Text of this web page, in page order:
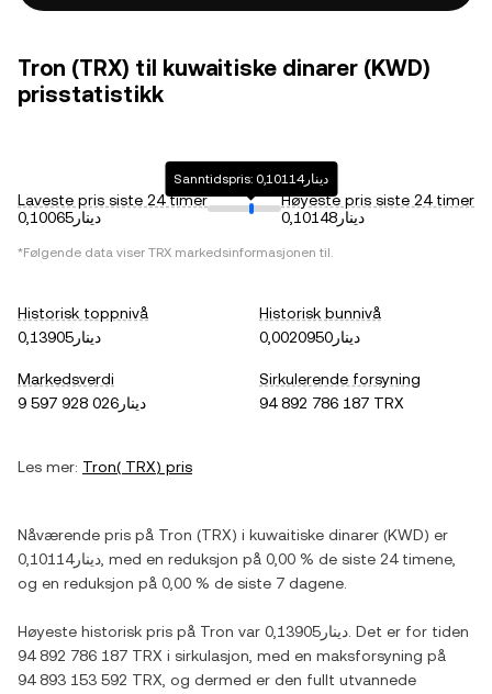
Tron (TRX) til kuwaitiske dinarer (KWD)
prisstatistikk
Laveste pris siste 24 timer
دينار0,10065
Sanntidspris: دينار0,10114
Høyeste pris siste 24 timer
دينار0,10148
*Følgende data viser TRX markedsinformasjonen til.
Historisk toppnivå
دينار0,13905
Historisk bunnivå
دينار0,0020950
Markedsverdi
دينار9 597 928 026
Sirkulerende forsyning
94 892 786 187 TRX
Les mer: Tron( TRX) pris
Nåværende pris på Tron (TRX) i kuwaitiske dinarer (KWD) er
دينار0,10114 , med en reduksjon på 0,00 % de siste 24 timene,
og en reduksjon på 0,00 % de siste 7 dagene.
Høyeste historisk pris på Tron var دينار0,13905 . Det er for tiden
94 892 786 187 TRX i sirkulasjon, med en maksforsyning på
94 893 153 592 TRX , og dermed er den fullt utvannede